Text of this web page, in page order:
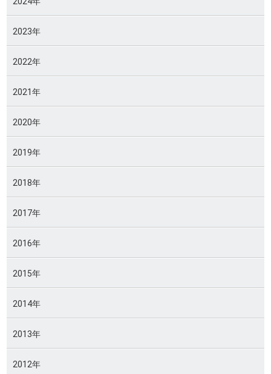
2023年
2022年
2021年
2020年
2019年
2018年
2017年
2016年
2015年
2014年
2013年
2012年